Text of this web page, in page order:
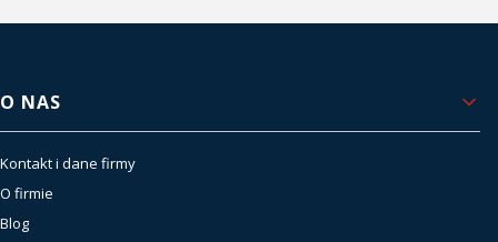
Linki w stopce
O NAS
Kontakt i dane firmy
O firmie
Blog